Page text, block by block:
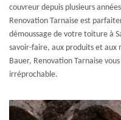
couvreur depuis plusieurs
Renovation Tarnaise est
démoussage de votre toiture à
savoir-faire, aux produits et aux
Bauer, Renovation Tarnaise
irréprochable.